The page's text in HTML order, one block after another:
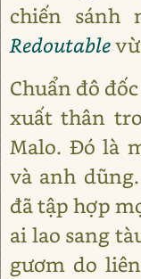
chiến sánh
Redoutable
Chuẩn đô
xuất thân
Malo. Đó là
và anh
đã tập hợp
ai lao sang
gươm do